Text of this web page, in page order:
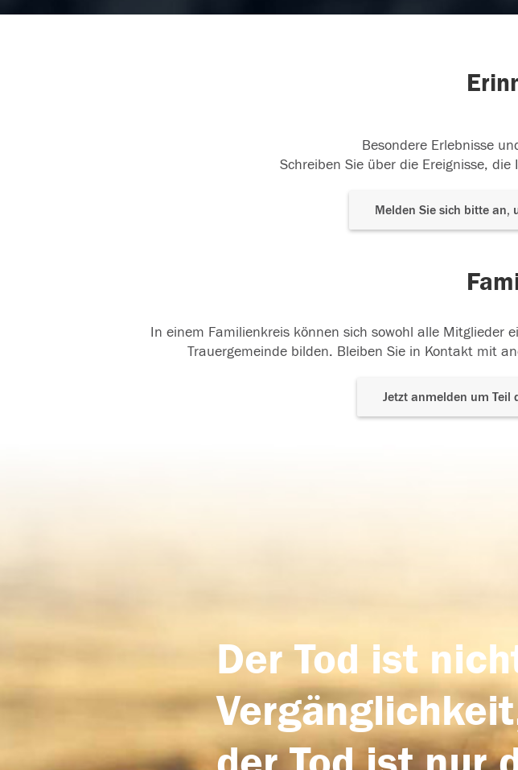
Besondere Erlebnisse
Schreiben Sie über die Ereignisse,
Melden Sie sich bitte an,
In einem Familienkreis können sich sowohl alle Mitglieder
Trauergemeinde bilden. Bleiben Sie in Kontakt mit
Jetzt anmelden um Teil
Der Tod ist